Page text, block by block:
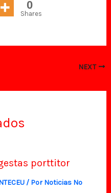
0
Shares
NEXT
porttitor
/ Por Noticias No